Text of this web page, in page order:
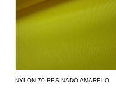
NYLON 70 RESINADO AMARELO